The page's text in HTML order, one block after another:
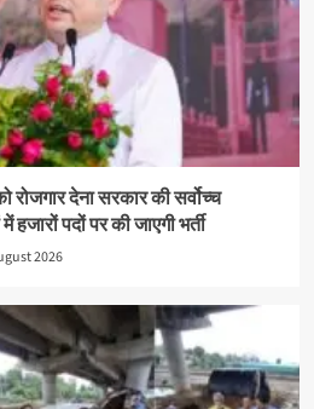
रोजगार देना सरकार की सर्वोच्च
पदों पर की जाएगी भर्ती
2026